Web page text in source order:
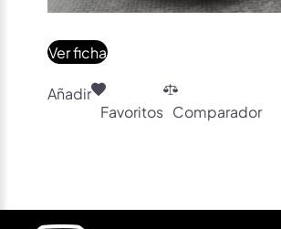
Ver ficha
Añadir
Favoritos Comparador